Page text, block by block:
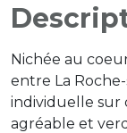
Nichée au
entre La
individuelle sur
agréable et